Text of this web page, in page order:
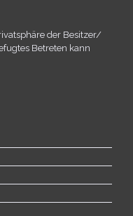
der Besitzer/​
Betreten kann